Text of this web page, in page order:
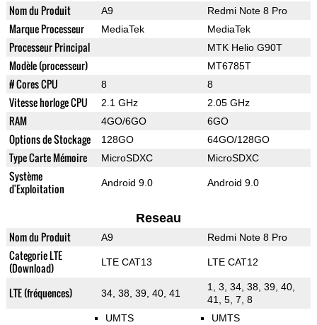
Nom du Produit A9 Redmi Note 8 Pro
Marque Processeur MediaTek MediaTek
Processeur Principal MTK Helio G90T
Modèle (processeur) MT6785T
# Cores CPU 8 8
Vitesse horloge CPU 2.1 GHz 2.05 GHz
RAM 4GO/6GO 6GO
Options de Stockage 128GO 64GO/128GO
Type Carte Mémoire MicroSDXC MicroSDXC
Système
d'Exploitation
Android 9.0 Android 9.0
Reseau
Nom du Produit A9 Redmi Note 8 Pro
Categorie LTE
(Download)
LTE CAT13 LTE CAT12
LTE (fréquences) 34, 38, 39, 40, 41
1, 3, 34, 38, 39, 40,
41, 5, 7, 8
UMTS UMTS